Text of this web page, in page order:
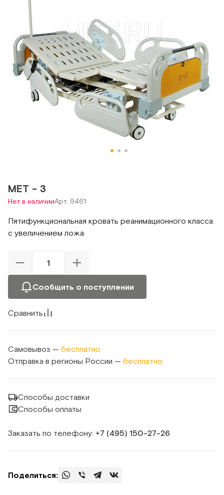
МЕТ - 3
Нет в наличииАрт. 9461
Пятифункциональная кровать реанимационного класса
с увеличением ложа
Сообщить о поступлении
Сравнить
Самовывоз — бесплатно
Отправка в регионы России — бесплатно
Способы доставки
Способы оплаты
Заказать по телефону: +7 (495) 150‑27‑26
Поделиться: